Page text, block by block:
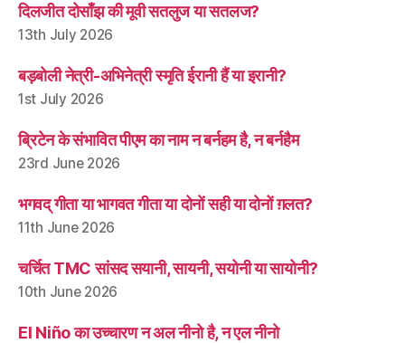
दिलजीत दोसाँझ की मूवी सतलुज या सतलज?
13th July 2026
बड़बोली नेत्री-अभिनेत्री स्मृति ईरानी हैं या इरानी?
1st July 2026
ब्रिटेन के संभावित पीएम का नाम न बर्नहम है, न बर्नहैम
23rd June 2026
भगवद् गीता या भागवत गीता या दोनों सही या दोनों ग़लत?
11th June 2026
चर्चित TMC सांसद सयानी, सायनी, सयोनी या सायोनी?
10th June 2026
El Niño का उच्चारण न अल नीनो है, न एल नीनो